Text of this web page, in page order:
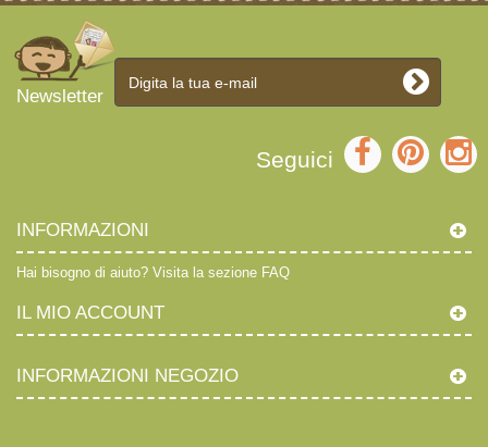
Newsletter
Seguici
INFORMAZIONI
Hai bisogno di aiuto? Visita la sezione FAQ
IL MIO ACCOUNT
INFORMAZIONI NEGOZIO